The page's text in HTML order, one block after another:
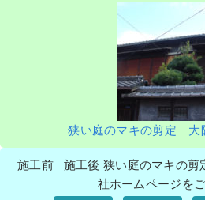
狭い庭のマキの剪定 大
施工前 施工後 狭い庭のマキの
社ホームページを